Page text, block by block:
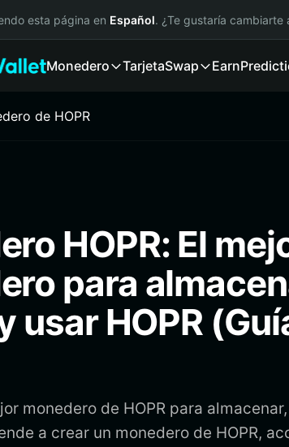
esta página en Español. ¿Te gustaría cambiarte
Monedero TarjetaSwap Earn
de HOPR
HOPR: El
para
usar HOPR
monedero de HOPR para
a crear un monedero de HOPR,